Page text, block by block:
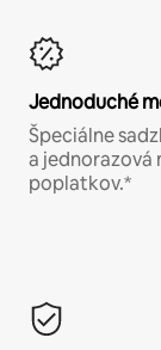
Jednoduché
Špeciálne
a jednorazová
poplatkov.*